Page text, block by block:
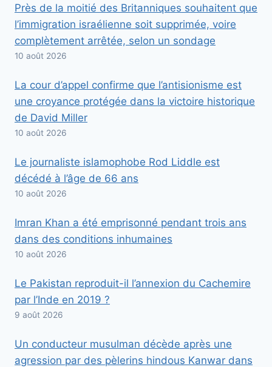
Près de la moitié des Britanniques souhaitent que
l’immigration israélienne soit supprimée, voire
complètement arrêtée, selon un sondage
10 août 2026
La cour d’appel confirme que l’antisionisme est
une croyance protégée dans la victoire historique
de David Miller
10 août 2026
Le journaliste islamophobe Rod Liddle est
décédé à l’âge de 66 ans
10 août 2026
Imran Khan a été emprisonné pendant trois ans
dans des conditions inhumaines
10 août 2026
Le Pakistan reproduit-il l’annexion du Cachemire
par l’Inde en 2019 ?
9 août 2026
Un conducteur musulman décède après une
agression par des pèlerins hindous Kanwar dans